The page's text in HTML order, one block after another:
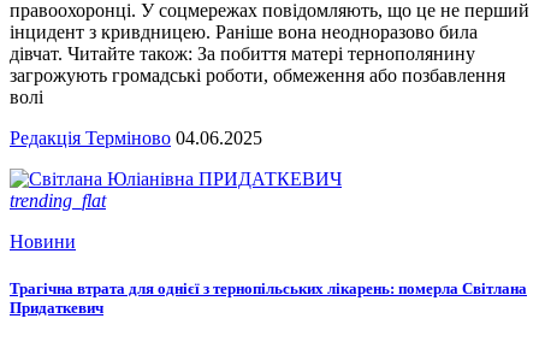
правоохоронці. У соцмережах повідомляють, що це не перший
інцидент з кривдницею. Раніше вона неодноразово била
дівчат. Читайте також: За побиття матері тернополянину
загрожують громадські роботи, обмеження або позбавлення
волі
Редакція Терміново 04.06.2025
trending_flat
Новини
Трагічна втрата для однієї з тернопільських лікарень: померла Світлана
Придаткевич